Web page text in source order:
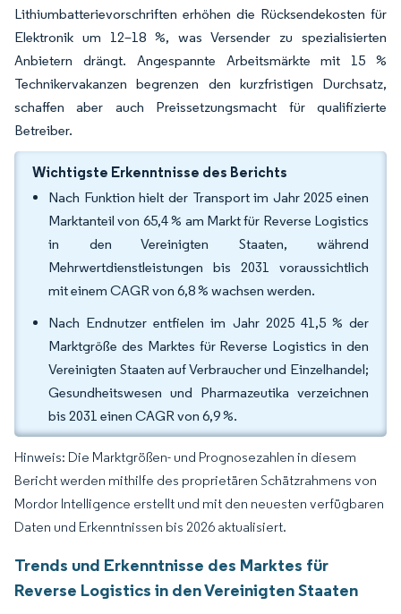
Lithiumbatterievorschriften erhöhen die Rücksendekosten für
Elektronik um 12–18 %, was Versender zu spezialisierten
Anbietern drängt. Angespannte Arbeitsmärkte mit 15 %
Technikervakanzen begrenzen den kurzfristigen Durchsatz,
schaffen aber auch Preissetzungsmacht für qualifizierte
Betreiber.
Wichtigste Erkenntnisse des Berichts
Nach Funktion hielt der Transport im Jahr 2025 einen
Marktanteil von 65,4 % am Markt für Reverse Logistics
in den Vereinigten Staaten, während
Mehrwertdienstleistungen bis 2031 voraussichtlich
mit einem CAGR von 6,8 % wachsen werden.
Nach Endnutzer entfielen im Jahr 2025 41,5 % der
Marktgröße des Marktes für Reverse Logistics in den
Vereinigten Staaten auf Verbraucher und Einzelhandel;
Gesundheitswesen und Pharmazeutika verzeichnen
bis 2031 einen CAGR von 6,9 %.
Hinweis: Die Marktgrößen- und Prognosezahlen in diesem
Bericht werden mithilfe des proprietären Schätzrahmens von
Mordor Intelligence erstellt und mit den neuesten verfügbaren
Daten und Erkenntnissen bis 2026 aktualisiert.
Trends und Erkenntnisse des Marktes für
Reverse Logistics in den Vereinigten Staaten